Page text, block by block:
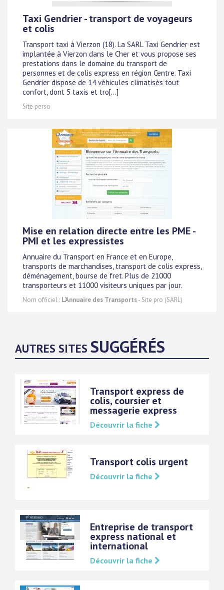
Taxi Gendrier - transport de voyageurs
et colis
Transport taxi à Vierzon (18). La SARL Taxi Gendrier est
implantée à Vierzon dans le Cher et vous propose ses
prestations dans le domaine du transport de
personnes et de colis express en région Centre. Taxi
Gendrier dispose de 14 véhicules climatisés tout
confort, dont 5 taxis et tro[...]
Site perso
Mise en relation directe entre les PME -
PMI et les expressistes
Annuaire du Transport en France et en Europe,
transports de marchandises, transport de colis express,
déménagement, bourse de fret. Plus de 21000
transporteurs et 11000 visiteurs uniques par jour.
Nom officiel : L'Annuaire des Transports- Site pro (SARL)
AUTRES SITES SUGGÉRÉS
Transport express de
colis, coursier et
messagerie express
Découvrir la fiche
Transport colis urgent
Découvrir la fiche
Entreprise de transport
express national et
international
Découvrir la fiche